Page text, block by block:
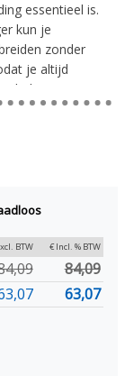
essentieel is.
kun je
zonder
je altijd
en
voor
Axon en
verschillende
en sensoren.
installatie
BTW € Incl. % BTW
84,09
63,07